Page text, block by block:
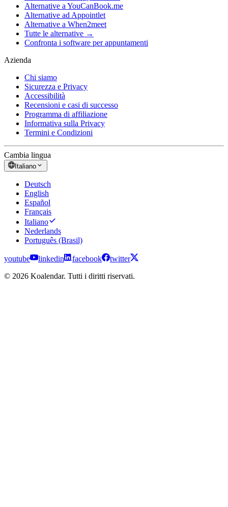
Alternative a YouCanBook.me
Alternative ad Appointlet
Alternative a When2meet
Tutte le alternative →
Confronta i software per appuntamenti
Azienda
Chi siamo
Sicurezza e Privacy
Accessibilità
Recensioni e casi di successo
Programma di affiliazione
Informativa sulla Privacy
Termini e Condizioni
Cambia lingua
Italiano
Deutsch
English
Español
Français
Italiano
Nederlands
Português (Brasil)
youtube linkedin facebook
twitter
© 2026 Koalendar. Tutti i diritti riservati.